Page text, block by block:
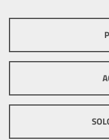
ottimale per ogni
informazioni di
pertanto possono essere